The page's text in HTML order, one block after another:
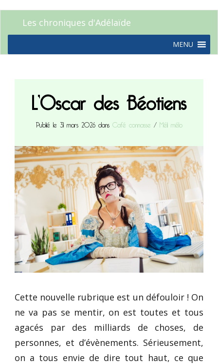
Les chroniques d'Adélaïde
MENU
L’Oscar des Béotiens
Publié le 31 mars 2026 dansCafé connasse /Méli mélo
Cette nouvelle rubrique est un défouloir ! On
ne va pas se mentir, on est toutes et tous
agacés par des milliards de choses, de
personnes, et d’évènements. Sérieusement,
on a tous envie de dire tout haut, ce que